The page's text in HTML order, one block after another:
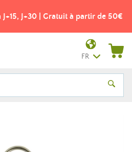
J+30 | Gratuit à partir de 50€
FR